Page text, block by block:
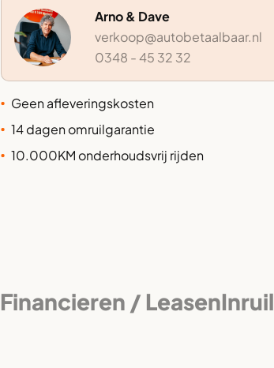
Arno & Dave
verkoop@autobetaalbaar.nl
0348 - 45 32 32
⁠Geen afleveringskosten
14 dagen omruilgarantie
⁠⁠⁠10.000KM onderhoudsvrij rijden
Financieren / LeasenInruil